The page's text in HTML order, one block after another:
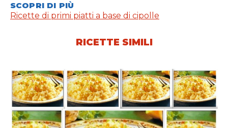
SCOPRI DI PIÙ
Ricette di primi piatti a base di cipolle
RICETTE SIMILI